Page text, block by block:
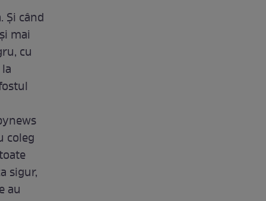
Şi când
mai
cu
coleg
sigur,
au